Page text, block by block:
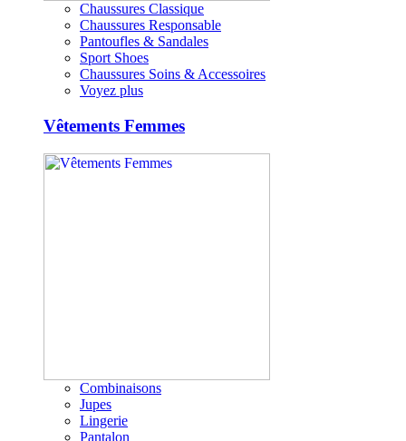
Chaussures Classique
Chaussures Responsable
Pantoufles & Sandales
Sport Shoes
Chaussures Soins & Accessoires
Voyez plus
Vêtements Femmes
Combinaisons
Jupes
Lingerie
Pantalon